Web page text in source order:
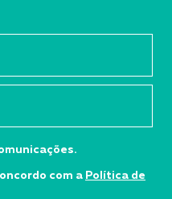
com a Política de